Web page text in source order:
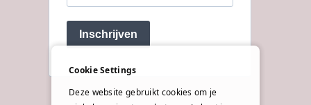
Inschrijven
Cookie Settings
Deze website gebruikt cookies om je